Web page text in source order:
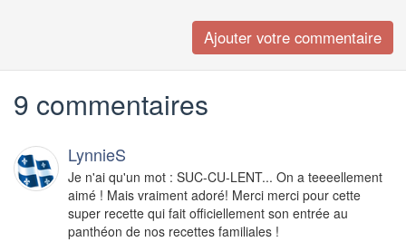
9 commentaires
LynnieS
Je n'ai qu'un mot : SUC-CU-LENT... On a teeeellement
aimé ! Mais vraiment adoré! Merci merci pour cette
super recette qui fait officiellement son entrée au
panthéon de nos recettes familiales !